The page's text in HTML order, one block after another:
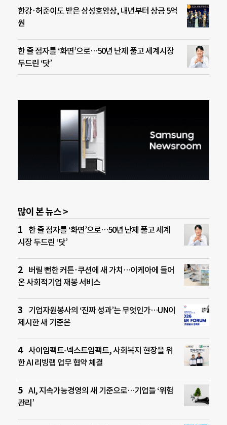
한강·허준이도 받은 삼성호암상, 내년부터 상금 5억
원
한 줄 점자를 ‘화면’으로…50년 난제 풀고 세계시장
두드린 ‘닷’
많이 본 뉴스 >
한 줄 점자를 ‘화면’으로…50년 난제 풀고 세계
시장 두드린 ‘닷’
버릴 뻔한 커튼·쿠션에 새 가치…이케아에 들어
온 사회적기업 재봉 서비스
기업자원봉사의 ‘진짜 성과’는 무엇인가…UN이
제시한 새 기준은
사이임팩트-넥스트임팩트, 사회복지 현장을 위
한 AI 리빙랩 업무 협약 체결
AI, 지속가능경영의 새 기준으로…기업들 ‘위험
관리’